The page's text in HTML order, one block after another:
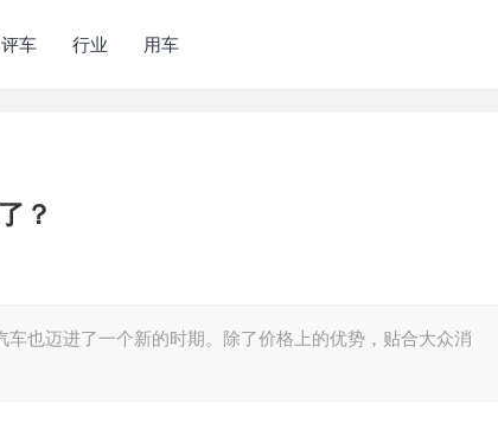
评车 行业 用车
？
也迈进了一个新的时期。除了价格上的优势，贴合大众消